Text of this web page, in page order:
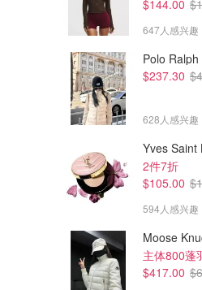
$625.00
Ganni 搭扣暗橄榄芭蕾舞鞋
GANNI UK (AU)
$144.00
647人感兴趣
Polo
$237.30
628人感兴趣
Yves Saint
2件7折
$105.00
594人感兴趣
主体800蓬
$417.00